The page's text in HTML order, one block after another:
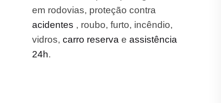
em rodovias, proteção contra
acidentes , roubo, furto, incêndio,
vidros, carro reserva e assistência
24h.